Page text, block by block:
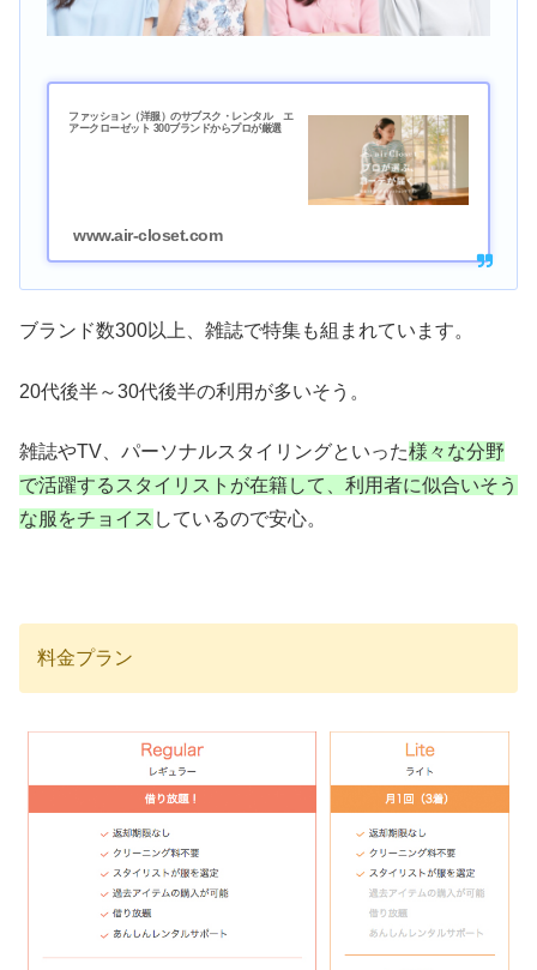
ファッション（洋服）のサブスク・レンタル エ
アークローゼット 300ブランドからプロが厳選
www.air-closet.com
ブランド数300以上、雑誌で特集も組まれています。
20代後半～30代後半の利用が多いそう。
雑誌やTV、パーソナルスタイリングといった様々な分野
で活躍するスタイリストが在籍して、利用者に似合いそう
な服をチョイス しているので安心。
料金プラン